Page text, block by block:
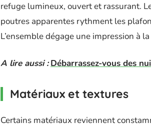
refuge lumineux, ouvert et rassurant.
poutres apparentes rythment les
L’ensemble dégage une impression à
A lire aussi : Débarrassez-vous des
Matériaux et textures
Certains matériaux reviennent